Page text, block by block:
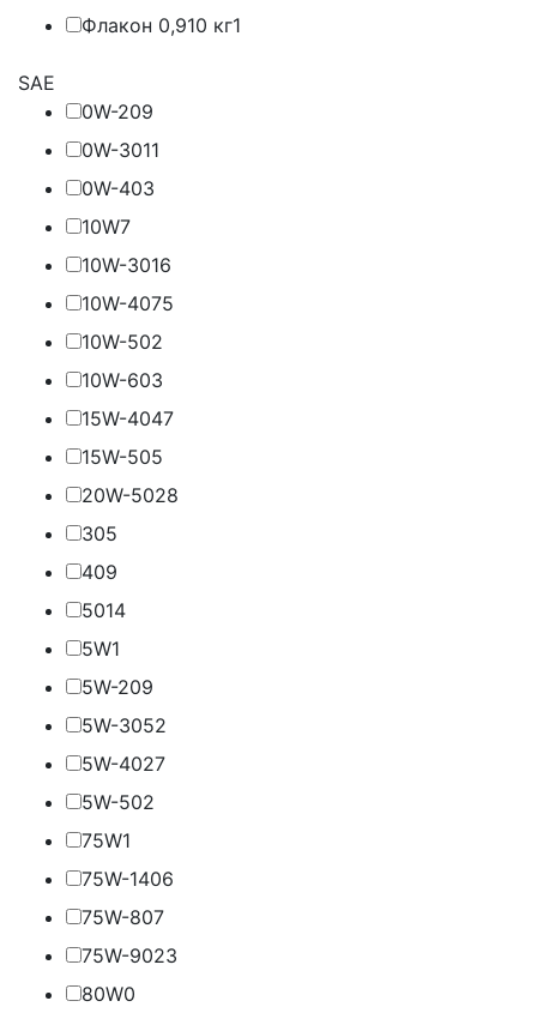
Флакон 0,910 кг1
SAE
0W-209
0W-3011
0W-403
10W7
10W-3016
10W-4075
10W-502
10W-603
15W-4047
15W-505
20W-5028
305
409
5014
5W1
5W-209
5W-3052
5W-4027
5W-502
75W1
75W-1406
75W-807
75W-9023
80W0